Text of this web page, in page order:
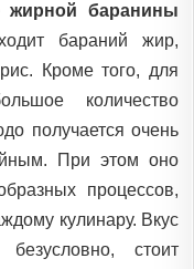
жирной баранины
бараний жир,
Кроме того, для
количество
получается очень
При этом оно
процессов,
кулинару. Вкус
стоит